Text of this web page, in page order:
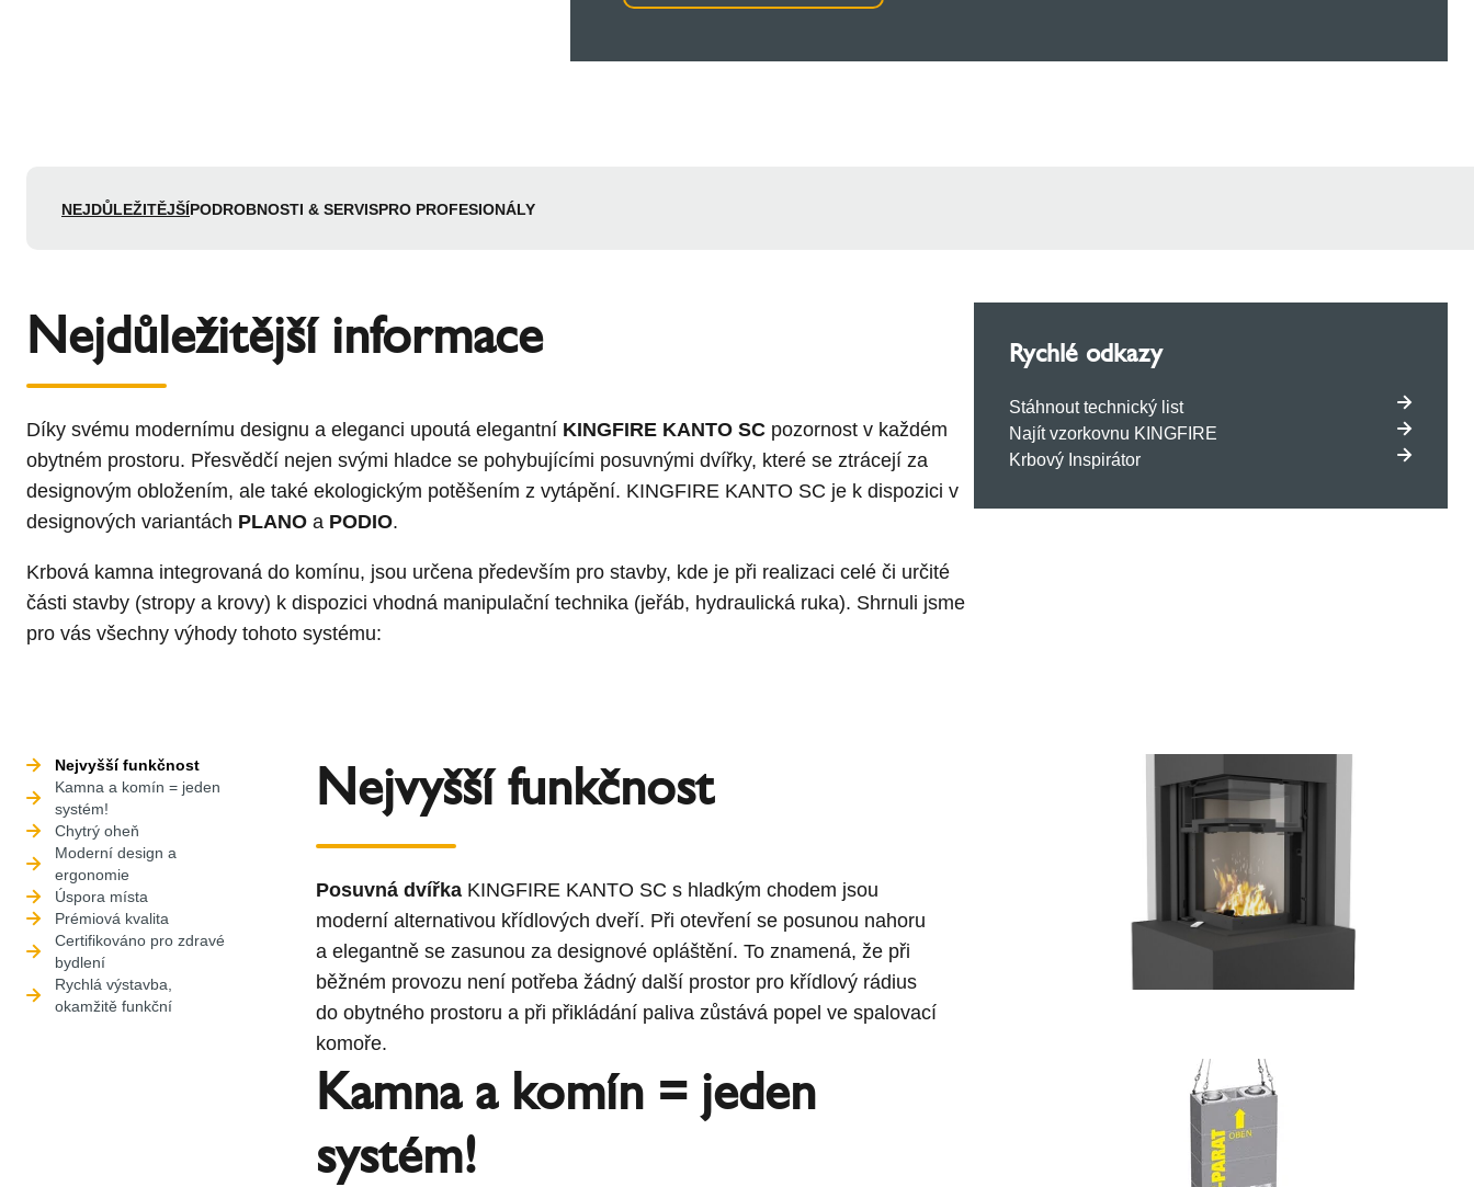
NEJDŮLEŽITĚJŠÍPODROBNOSTI & SERVISPRO PROFESIONÁLY
Nejdůležitější informace
Díky svému modernímu designu a eleganci upoutá elegantní KINGFIRE KANTO SC pozornost v každém
obytném prostoru. Přesvědčí nejen svými hladce se pohybujícími posuvnými dvířky, které se ztrácejí za
designovým obložením, ale také ekologickým potěšením z vytápění. KINGFIRE KANTO SC je k dispozici v
designových variantách PLANO a PODIO.
Krbová kamna integrovaná do komínu, jsou určena především pro stavby, kde je při realizaci celé či určité
části stavby (stropy a krovy) k dispozici vhodná manipulační technika (jeřáb, hydraulická ruka). Shrnuli jsme
pro vás všechny výhody tohoto systému:
Rychlé odkazy
Stáhnout technický list
Najít vzorkovnu KINGFIRE
Krbový Inspirátor
Nejvyšší funkčnost
Kamna a komín = jeden
systém!
Chytrý oheň
Moderní design a
ergonomie
Úspora místa
Prémiová kvalita
Certifikováno pro zdravé
bydlení
Rychlá výstavba,
okamžitě funkční
Nejvyšší funkčnost
Posuvná dvířka KINGFIRE KANTO SC s hladkým chodem jsou
moderní alternativou křídlových dveří. Při otevření se posunou nahoru
a elegantně se zasunou za designové opláštění. To znamená, že při
běžném provozu není potřeba žádný další prostor pro křídlový rádius
do obytného prostoru a při přikládání paliva zůstává popel ve spalovací
komoře.
Kamna a komín = jeden
systém!